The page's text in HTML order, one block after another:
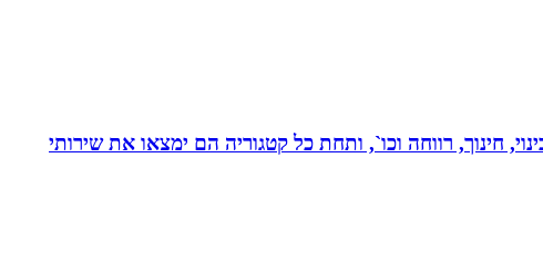
חינוך, רווחה וכו`, ותחת כל קטגוריה הם ימצאו את שירותי